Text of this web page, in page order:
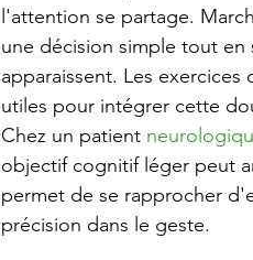
l'attention se partage.
une décision simple tout en
apparaissent. Les
utiles pour intégrer cette
Chez un patient
objectif cognitif léger peut
permet de se rapprocher
précision dans le geste.